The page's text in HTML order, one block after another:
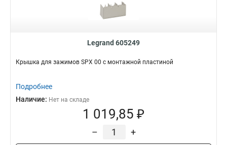
Legrand 605249
Крышка для зажимов SPX 00 с монтажной пластиной
Подробнее
Наличие: Нет на складе
1 019,85 ₽
– +